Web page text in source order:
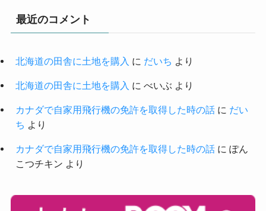
最近のコメント
北海道の田舎に土地を購入 に だいち より
北海道の田舎に土地を購入 に べいぶ より
カナダで自家用飛行機の免許を取得した時の話に だい
ち より
カナダで自家用飛行機の免許を取得した時の話に ぽん
こつチキン より